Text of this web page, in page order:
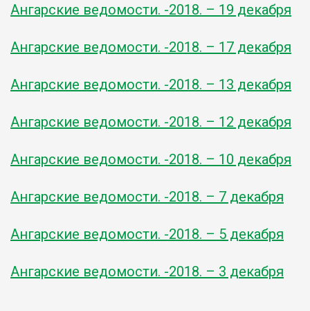
Ангарские ведомости. -2018. – 19 декабря
Ангарские ведомости. -2018. – 17 декабря
Ангарские ведомости. -2018. – 13 декабря
Ангарские ведомости. -2018. – 12 декабря
Ангарские ведомости. -2018. – 10 декабря
Ангарские ведомости. -2018. – 7 декабря
Ангарские ведомости. -2018. – 5 декабря
Ангарские ведомости. -2018. – 3 декабря